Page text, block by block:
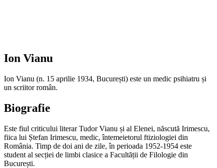
Ion Vianu
Ion Vianu (n. 15 aprilie 1934, București) este un medic psihiatru și
un scriitor român.
Biografie
Este fiul criticului literar Tudor Vianu și al Elenei, născută Irimescu,
fiica lui Ștefan Irimescu, medic, întemeietorul ftiziologiei din
România. Timp de doi ani de zile, în perioada 1952-1954 este
student al secției de limbi clasice a Facultății de Filologie din
București.